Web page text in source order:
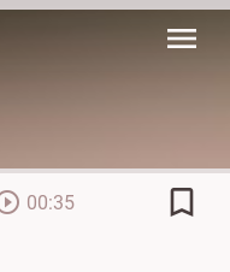
menu
00:35 bookmark_border